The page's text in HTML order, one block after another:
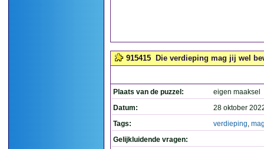
915415 Die verdieping mag jij wel
Plaats van de puzzel:
eigen maaksel
Datum:
28 oktober
Tags:
verdieping,
Gelijkluidende vragen: